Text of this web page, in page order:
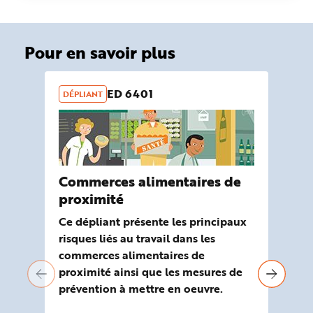
Pour en savoir plus
DÉPLIANT ED 6401
Commerces alimentaires de
proximité
Ce dépliant présente les principaux
risques liés au travail dans les
commerces alimentaires de
proximité ainsi que les mesures de
prévention à mettre en oeuvre.